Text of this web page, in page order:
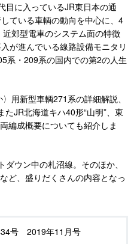
目に入っているJR東日本の通
ている車輌の動向を中心に、4
郊型電車のシステム面の特徴
が進んでいる線路設備モニタリ
系・209系の国内での第2の人生
用新型車輌271系の詳細解説、
JR北海道キハ40形“山明”、東
編成概要についても紹介しま
ウン中の札沼線。そのほか、
ど、盛りだくさんの内容となっ
号 2019年11月号